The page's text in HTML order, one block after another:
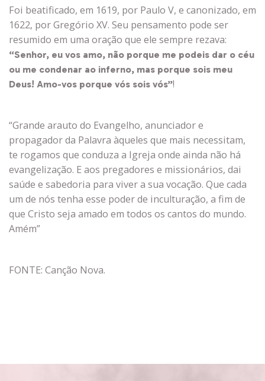
Foi beatificado, em 1619, por Paulo V, e canonizado, em
1622, por Gregório XV. Seu pensamento pode ser
resumido em uma oração que ele sempre rezava:
“Senhor, eu vos amo, não porque me podeis dar o céu
ou me condenar ao inferno, mas porque sois meu
Deus! Amo-vos porque vós sois vós”!
“Grande arauto do Evangelho, anunciador e
propagador da Palavra àqueles que mais necessitam,
te rogamos que conduza a Igreja onde ainda não há
evangelização. E aos pregadores e missionários, dai
saúde e sabedoria para viver a sua vocação. Que cada
um de nós tenha esse poder de inculturação, a fim de
que Cristo seja amado em todos os cantos do mundo.
Amém”
FONTE: Canção Nova.